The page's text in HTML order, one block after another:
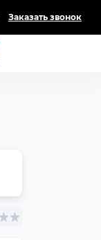
Заказать звонок